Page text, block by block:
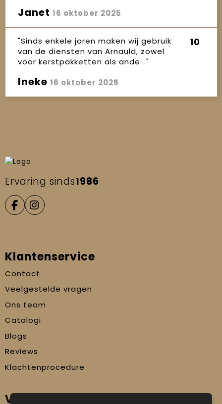
Janet 16 oktober 2025
"Sinds enkele jaren maken wij gebruik
van de diensten van Arnauld, zowel
voor kerstpakketten als ande..."
10
Ineke 16 oktober 2025
Ervaring sinds1986
Klantenservice
Contact
Veelgestelde vragen
Ons team
Catalogi
Blogs
Reviews
Klachtenprocedure
Veilig winkelen